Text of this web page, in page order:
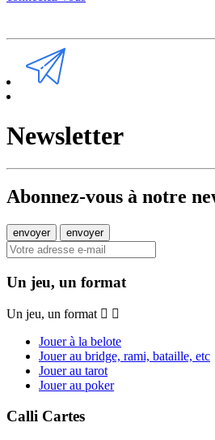
Newsletter
Abonnez-vous à notre
Un jeu, un format
Un jeu, un format
Jouer à la belote
Jouer au bridge, rami, bataille, etc
Jouer au tarot
Jouer au poker
Calli Cartes